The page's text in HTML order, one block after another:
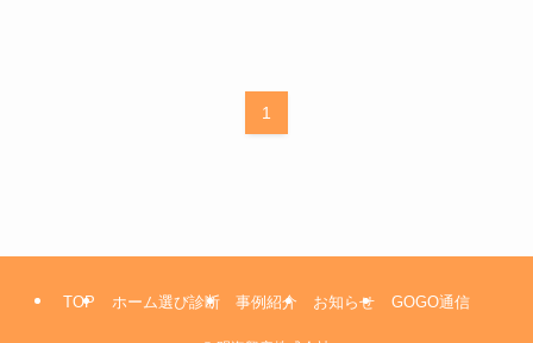
1
TOP ホーム選び診断 事例紹介 お知らせ GOGO通信